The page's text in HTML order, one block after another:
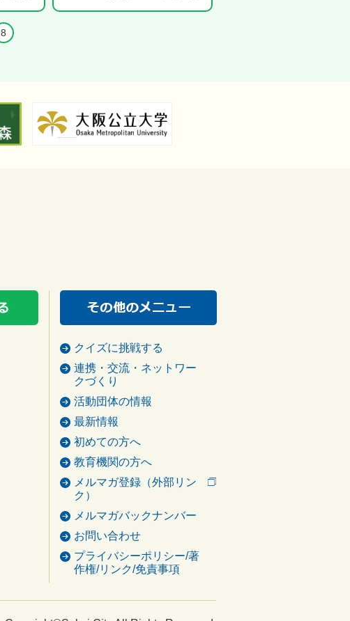
8
クイズに挑戦する
連携・交流・ネットワー
クづくり
活動団体の情報
最新情報
初めての方へ
教育機関の方へ
メルマガ登録（外部リン
ク）
メルマガバックナンバー
お問い合わせ
プライバシーポリシー/著
作権/リンク/免責事項